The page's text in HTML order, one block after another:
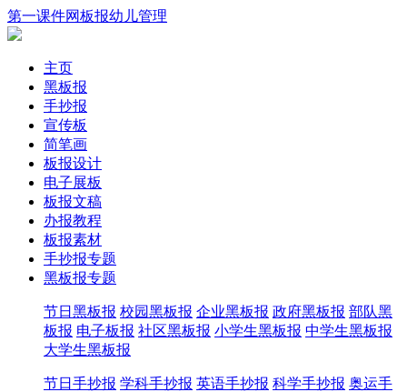
第一课件网板报幼儿管理
主页
黑板报
手抄报
宣传板
简笔画
板报设计
电子展板
板报文稿
办报教程
板报素材
手抄报专题
黑板报专题
节日黑板报 校园黑板报 企业黑板报 政府黑板报 部队黑
板报 电子板报 社区黑板报 小学生黑板报 中学生黑板报
大学生黑板报
节日手抄报 学科手抄报 英语手抄报 科学手抄报 奥运手